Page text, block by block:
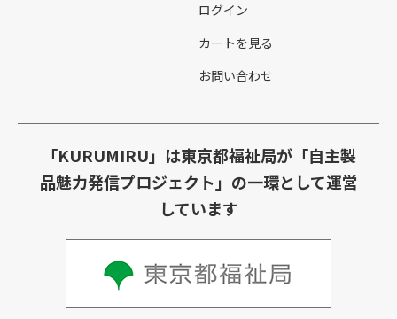
ログイン
カートを見る
お問い合わせ
「KURUMIRU」は東京都福祉局が「自主製
品魅力発信プロジェクト」の一環として運営
しています